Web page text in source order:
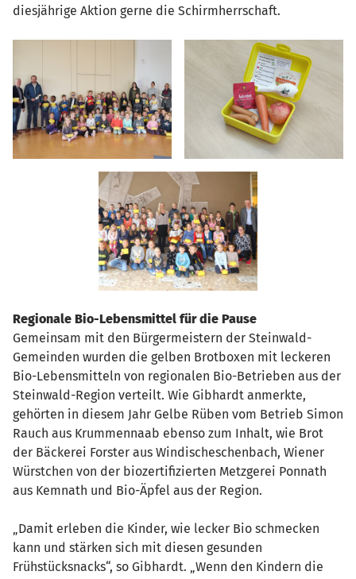
diesjährige Aktion gerne die Schirmherrschaft.
Regionale Bio-Lebensmittel für die Pause
Gemeinsam mit den Bürgermeistern der Steinwald-
Gemeinden wurden die gelben Brotboxen mit leckeren
Bio-Lebensmitteln von regionalen Bio-Betrieben aus der
Steinwald-Region verteilt. Wie Gibhardt anmerkte,
gehörten in diesem Jahr Gelbe Rüben vom Betrieb Simon
Rauch aus Krummennaab ebenso zum Inhalt, wie Brot
der Bäckerei Forster aus Windischeschenbach, Wiener
Würstchen von der biozertifizierten Metzgerei Ponnath
aus Kemnath und Bio-Äpfel aus der Region.
„Damit erleben die Kinder, wie lecker Bio schmecken
kann und stärken sich mit diesen gesunden
Frühstücksnacks“, so Gibhardt. „Wenn den Kindern die